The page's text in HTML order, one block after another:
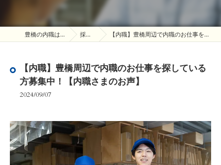
豊橋の内職は株式会社オオサワ 採用ブログ 【内職】豊橋周辺で内職のお仕事を探している方募集中！【内職さまのお声】
【内職】豊橋周辺で内職のお仕事を探している
方募集中！【内職さまのお声】
2024/09/07